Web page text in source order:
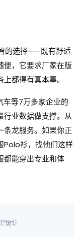
的选择——既有舒适
便，它要求厂家在版
都得有真本事。
车等7万多家企业的
行业数据做支撑。从
条龙服务。如果你正
Polo衫，找他们这样
都能穿出专业和体
设计